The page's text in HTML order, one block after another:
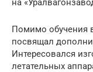
Помимо обучения
посвящал
Интересовался
летательных